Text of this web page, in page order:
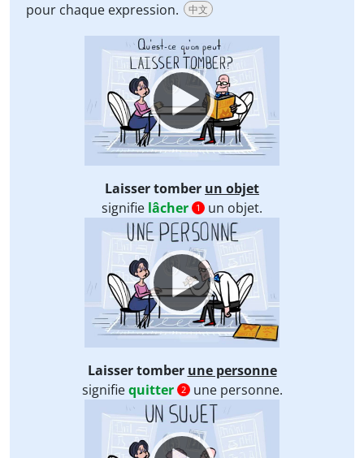
pour chaque expression.
中文
Video
Player
Laisser tomber un objet
signifie lâcher 1
un objet.
Video
Player
Laisser tomber une personne
signifiequitter 2 une personne.
Video
Player